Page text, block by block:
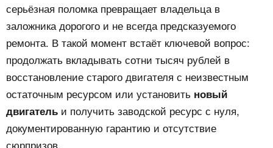
серьёзная поломка превращает владельца в
заложника дорогого и не всегда предсказуемого
ремонта. В такой момент встаёт ключевой вопрос:
продолжать вкладывать сотни тысяч рублей в
восстановление старого двигателя с неизвестным
остаточным ресурсом или установить новый
двигатель и получить заводской ресурс с нуля,
документированную гарантию и отсутствие
сюрпризов.